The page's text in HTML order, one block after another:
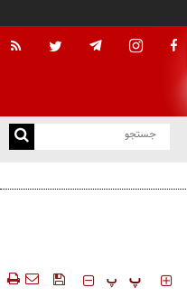
مشکلات کشور است
‍‍‍ پ پ